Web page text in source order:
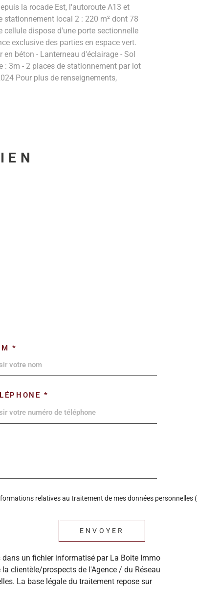
la rocade Est, l'autoroute A13 et
stationnement local 2 : 220 m² dont 78
cellule dispose d'une porte sectionnelle
exclusive des parties en espace vert.
béton - Lanterneau d'éclairage - Sol
: 3m - 2 places de stationnement par lot
Pour plus de renseignements,
*
*
relatives au traitement de mes données personnelles
ENVOYER
un fichier informatisé par La Boite Immo
clientèle/prospects de l'Agence / du Réseau
La base légale du traitement repose sur